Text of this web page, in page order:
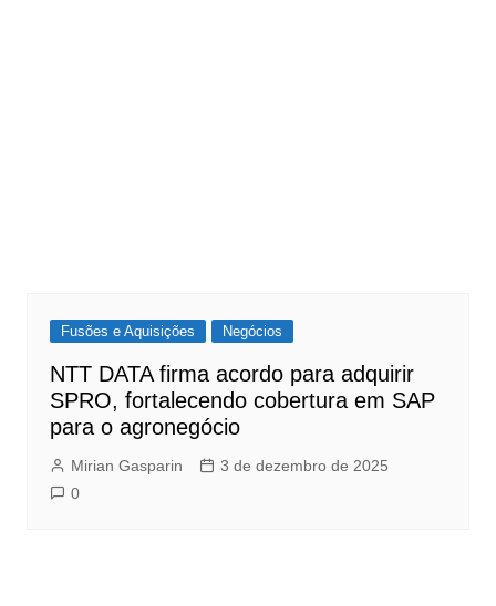
Fusões e Aquisições Negócios
NTT DATA firma acordo para adquirir
SPRO, fortalecendo cobertura em SAP
para o agronegócio
Mirian Gasparin
3 de dezembro de 2025
0